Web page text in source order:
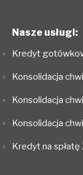
Nasze usługi:
Kredyt
Konsolidacja
Konsolidacja
Konsolidacja
Kredyt na spłatę